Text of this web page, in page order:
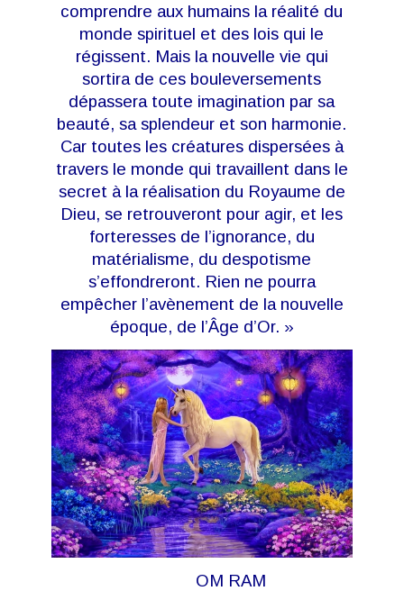
comprendre aux humains la réalité du
monde spirituel et des lois qui le
régissent. Mais la nouvelle vie qui
sortira de ces bouleversements
dépassera toute imagination par sa
beauté, sa splendeur et son harmonie.
Car toutes les créatures dispersées à
travers le monde qui travaillent dans le
secret à la réalisation du Royaume de
Dieu, se retrouveront pour agir, et les
forteresses de l’ignorance, du
matérialisme, du despotisme
s’effondreront. Rien ne pourra
empêcher l’avènement de la nouvelle
époque, de l’Âge d’Or. »
OM RAM